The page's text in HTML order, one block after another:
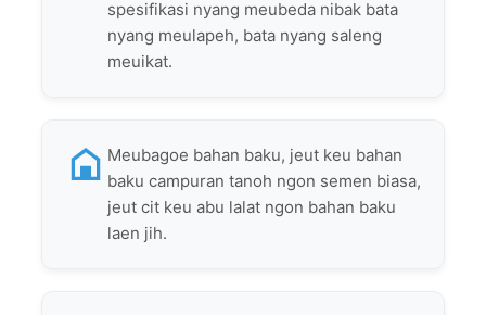
spesifikasi nyang meubeda nibak bata
nyang meulapeh, bata nyang saleng
meuikat.
Meubagoe bahan baku, jeut keu bahan
baku campuran tanoh ngon semen biasa,
jeut cit keu abu lalat ngon bahan baku
laen jih.